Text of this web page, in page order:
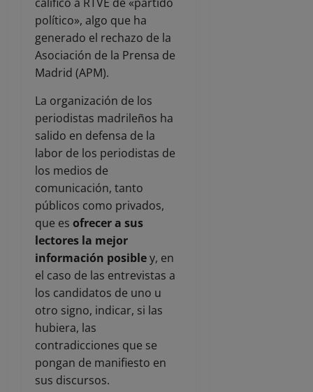
político», algo que ha
generado el rechazo de la
Asociación de la Prensa de
Madrid (APM).
La organización de los
periodistas madrileños ha
salido en defensa de la
labor de los periodistas de
los medios de
comunicación, tanto
públicos como privados,
que es ofrecer a sus
lectores la mejor
información posibley, en
el caso de las entrevistas a
los candidatos de uno u
otro signo, indicar, si las
hubiera, las
contradicciones que se
pongan de manifiesto en
sus discursos.